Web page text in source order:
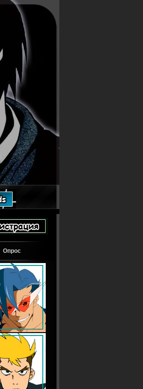
Опрос